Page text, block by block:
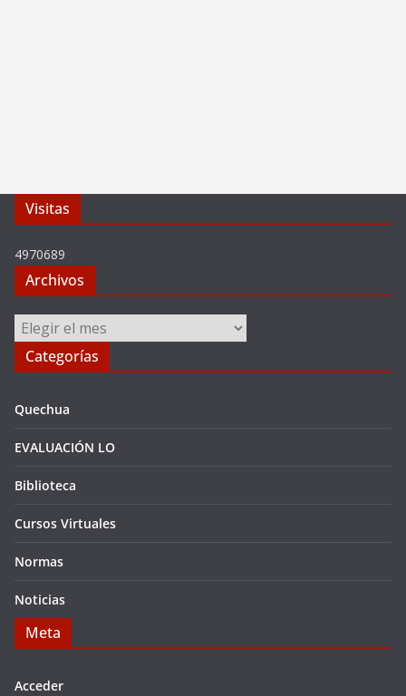
Visitas
4970689
Archivos
Archivos
Categorías
Quechua
EVALUACIÓN LO
Biblioteca
Cursos Virtuales
Normas
Noticias
Meta
Acceder